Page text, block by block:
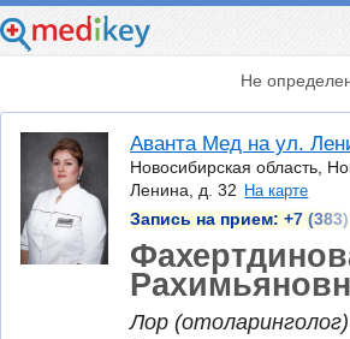
Не
Аванта Мед на ул.
Новосибирская область,
Ленина, д. 32 На карте
Запись на прием: +7
Лор (отоларинголог)